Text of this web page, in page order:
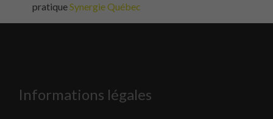
pratiqueSynergie Québec
Informations légales